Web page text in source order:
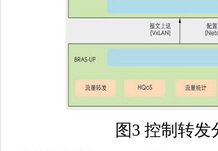
图3 控制转发